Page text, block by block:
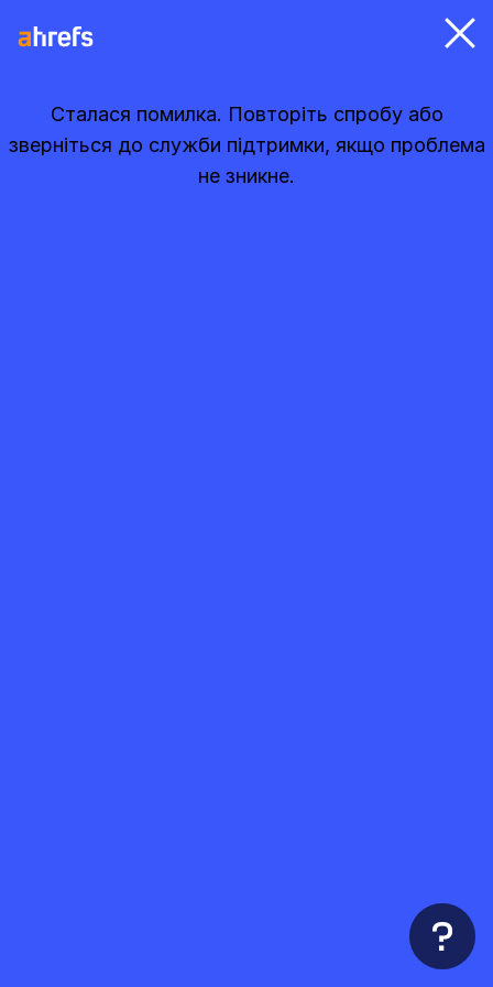
Сталася помилка. Повторіть спробу або
зверніться до служби підтримки, якщо проблема
не зникне.